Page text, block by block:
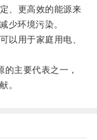
、更高效的能源来
少环境污染。
用于家庭用电、
主要代表之一，
。